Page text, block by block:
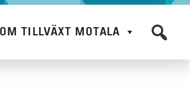
OM TILLVÄXT MOTALA